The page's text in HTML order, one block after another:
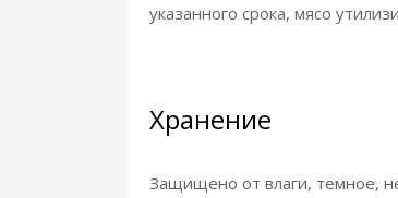
указанного срока, мясо
Хранение
Защищено от влаги, темное,